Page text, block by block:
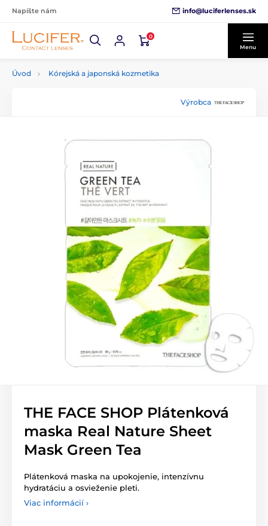
Napíšte nám info@luciferlenses.sk
0
Menu
Úvod Kórejská a japonská kozmetika
Výrobca
THE FACE SHOP Plátenková
maska Real Nature Sheet
Mask Green Tea
Plátenková maska na upokojenie, intenzívnu
hydratáciu a osvieženie pleti.
Viac informácií ›